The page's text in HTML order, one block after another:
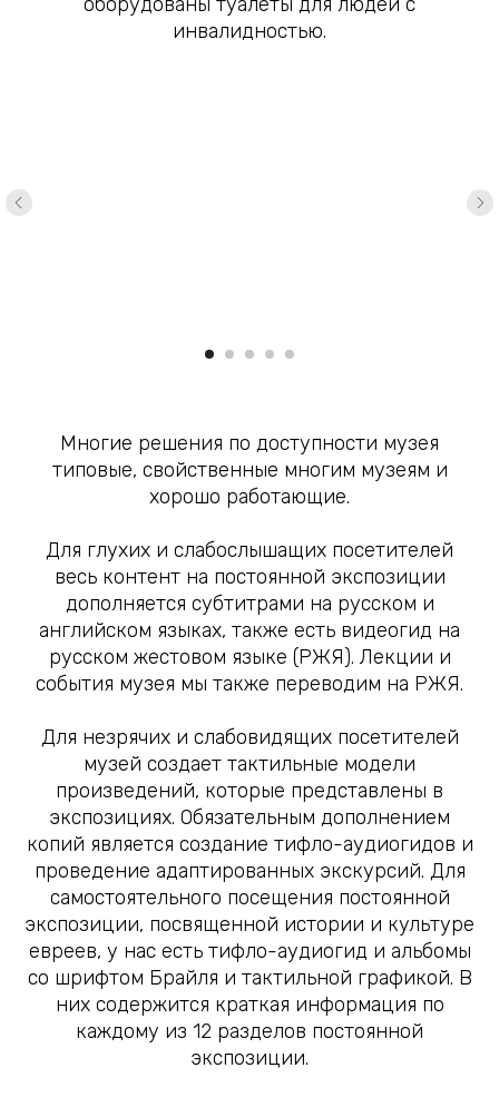
инвалидностью.
Многие решения по доступности музея
типовые, свойственные многим музеям и
хорошо работающие.
Для глухих и слабослышащих посетителей
весь контент на постоянной экспозиции
дополняется субтитрами на русском и
английском языках, также есть видеогид на
русском жестовом языке (РЖЯ). Лекции и
события музея мы также переводим на РЖЯ.
Для незрячих и слабовидящих посетителей
музей создает тактильные модели
произведений, которые представлены в
экспозициях. Обязательным дополнением
копий является создание тифло-аудиогидов и
проведение адаптированных экскурсий. Для
самостоятельного посещения постоянной
экспозиции, посвященной истории и культуре
евреев, у нас есть тифло-аудиогид и альбомы
со шрифтом Брайля и тактильной графикой. В
них содержится краткая информация по
каждому из 12 разделов постоянной
экспозиции.